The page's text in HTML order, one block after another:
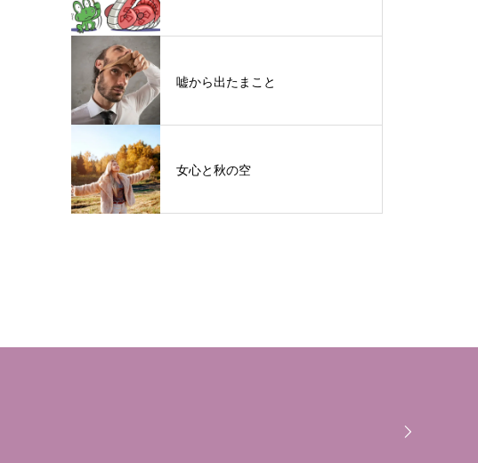
嘘から出たまこと
女心と秋の空